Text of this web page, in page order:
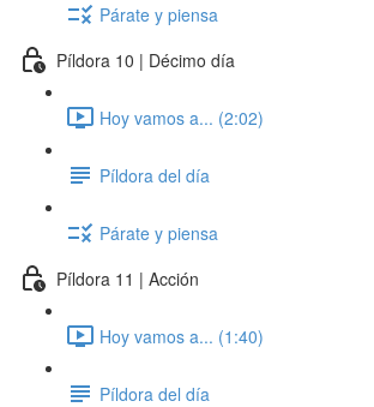
Párate y piensa
Píldora 10 | Décimo día
Hoy vamos a... (2:02)
Píldora del día
Párate y piensa
Píldora 11 | Acción
Hoy vamos a... (1:40)
Píldora del día